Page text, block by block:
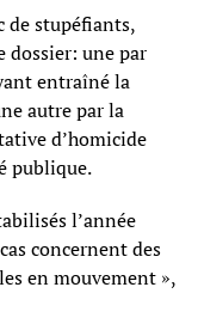
de stupéfiants,
dossier: une par
entraîné la
autre par la
d’homicide
publique.
l’année
concernent des
en mouvement »,